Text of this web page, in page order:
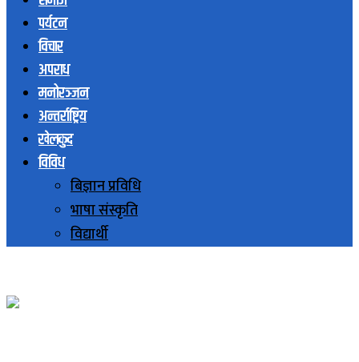
पर्यटन
विचार
अपराध
मनोरञ्जन
अन्तर्राष्ट्रिय
खेलकुद
विविध
बिज्ञान प्रविधि
भाषा संस्कृति
विद्यार्थी